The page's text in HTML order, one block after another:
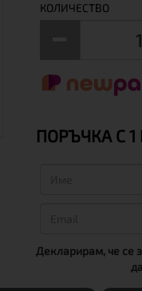
КОЛИЧЕСТВО
ПОРЪЧКА С
Декларирам, че се